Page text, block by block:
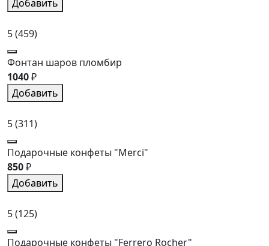
Добавить
5(459)
Фонтан шаров пломбир
1040₽
Добавить
5(311)
Подарочные конфеты "Merci"
850₽
Добавить
5(125)
Подарочные конфеты "Ferrero Rocher"